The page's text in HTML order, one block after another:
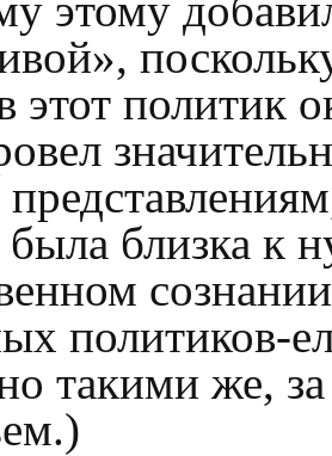
этот политик
близка к
политиков-
такими же,